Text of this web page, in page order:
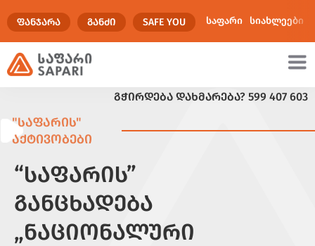
ᲤᲐᲜᲯᲐᲠᲐ ᲒᲐᲜᲫᲘ SAFE YOU საფარი სიახლეები
ᲒᲭᲘᲠᲓᲔᲑᲐ ᲓᲐᲮᲛᲐᲠᲔᲑᲐ? 599 407 603
"ᲡᲐᲤᲐᲠᲘᲡ"
ᲐᲥᲢᲘᲕᲝᲑᲔᲑᲘ
“ᲡᲐᲤᲐᲠᲘᲡ”
ᲒᲐᲜᲪᲮᲐᲓᲔᲑᲐ
„ᲜᲐᲪᲘᲝᲜᲐᲚᲣᲠᲘ